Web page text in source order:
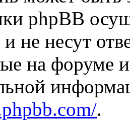
phpBB
не несут
на форуме
.